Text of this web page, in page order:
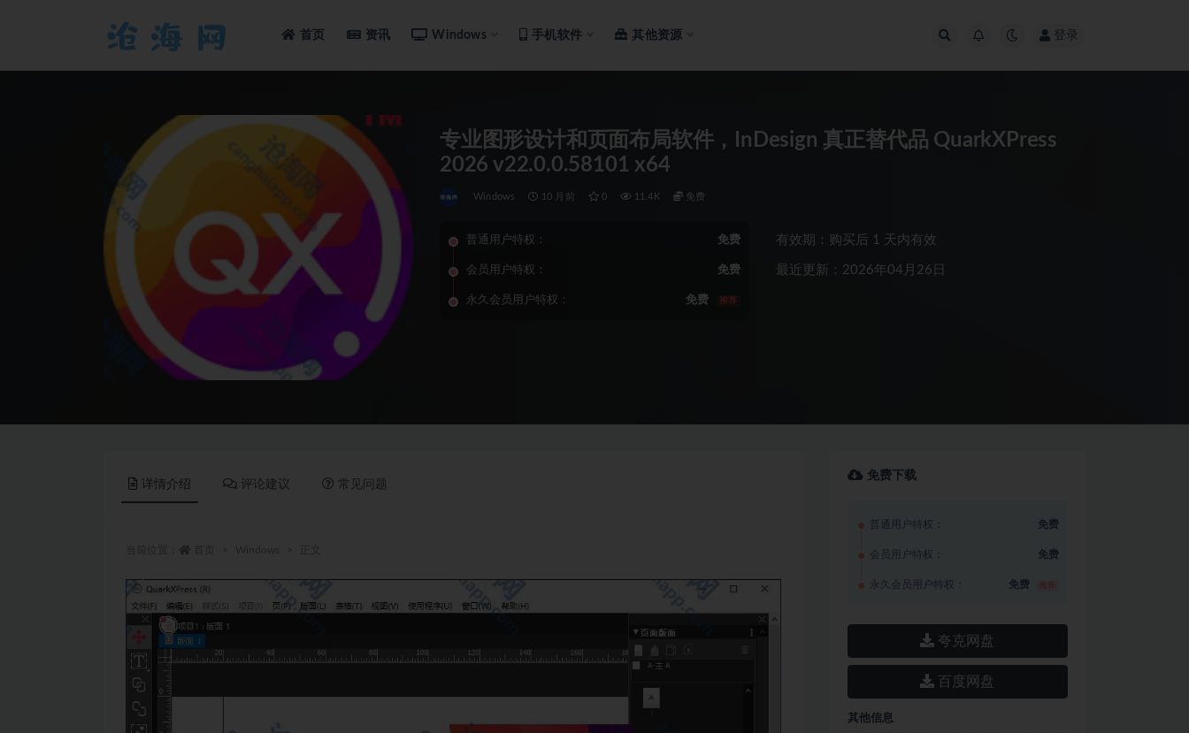
首页 资讯 Windows 手机软件 其他资源 登录
专业图形设计和页面布局软件，InDesign 真正替代品 QuarkXPress
2026 v22.0.0.58101 x64
Windows 10 月前 0 11.4K 免费
普通用户特权： 免费
会员用户特权： 免费
永久会员用户特权： 免费 推荐
有效期：购买后 1 天内有效
最近更新：2026年04月26日
详情介绍 评论建议 常见问题
免费下载
普通用户特权： 免费
会员用户特权： 免费
永久会员用户特权： 免费
夸克网盘
百度网盘
其他信息